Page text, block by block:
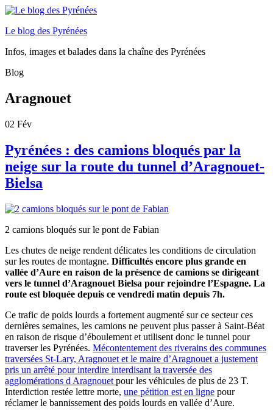
Le blog des Pyrénées
Infos, images et balades dans la chaîne des Pyrénées
Blog
Aragnouet
02 Fév
Pyrénées : des camions bloqués par la
neige sur la route du tunnel d’Aragnouet-
Bielsa
2 camions bloqués sur le pont de Fabian
Les chutes de neige rendent délicates les conditions de circulation
sur les routes de montagne. Difficultés encore plus grande en
vallée d’Aure en raison de la présence de camions se dirigeant
vers le tunnel d’Aragnouet Bielsa pour rejoindre l’Espagne. La
route est bloquée depuis ce vendredi matin depuis 7h.
Ce trafic de poids lourds a fortement augmenté sur ce secteur ces
dernières semaines, les camions ne peuvent plus passer à Saint-Béat
en raison de risque d’éboulement et utilisent donc le tunnel pour
traverser les Pyrénées. Mécontentement des riverains des communes
traversées St-Lary, Aragnouet et le maire d’Aragnouet a justement
pris un arrêté pour interdire interdisant la traversée des
agglomérations d Aragnouet pour les véhicules de plus de 23 T.
Interdiction restée lettre morte, une pétition est en ligne pour
réclamer le bannissement des poids lourds en vallée d’Aure.